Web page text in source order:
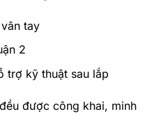
tay
2
trợ kỹ thuật sau lắp
được công khai, minh